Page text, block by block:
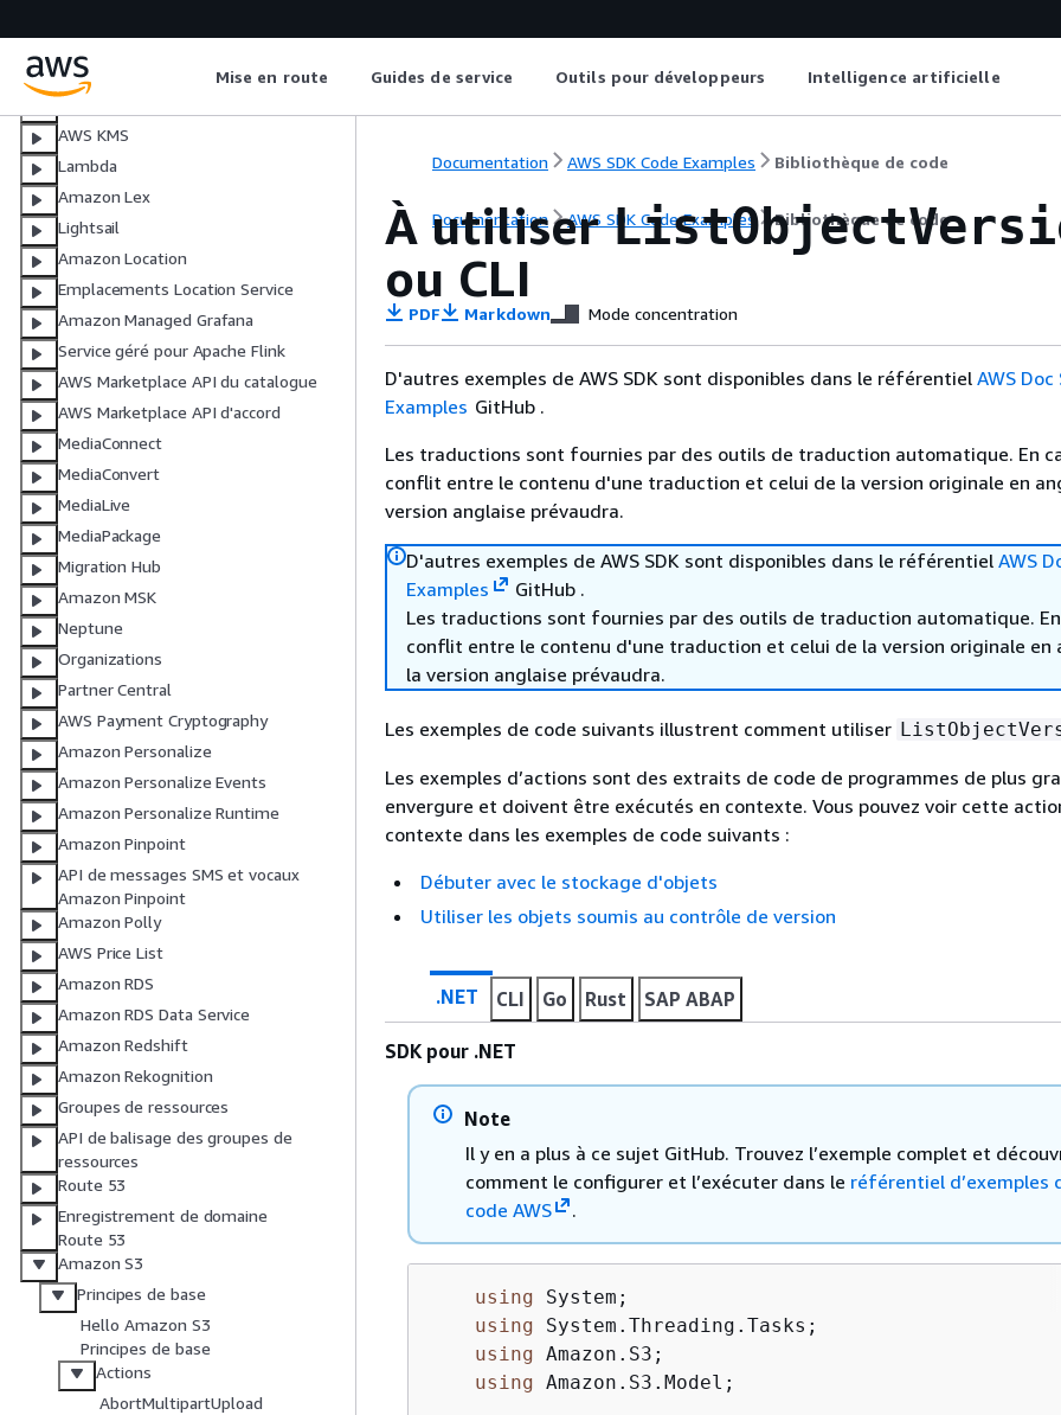
Mise en route Guides de service Outils pour développeurs Intelligence artificielle
AWS IoT SiteWise
Amazon Keyspaces
Kinesis
AWS KMS
Lambda
Amazon Lex
Lightsail
Amazon Location
Emplacements Location Service
Amazon Managed Grafana
Service géré pour Apache Flink
AWS Marketplace API du catalogue
AWS Marketplace API d'accord
MediaConnect
MediaConvert
MediaLive
MediaPackage
Migration Hub
Amazon MSK
Neptune
Organizations
Partner Central
AWS Payment Cryptography
Amazon Personalize
Amazon Personalize Events
Amazon Personalize Runtime
Amazon Pinpoint
API de messages SMS et vocaux
Amazon Pinpoint
Amazon Polly
AWS Price List
Amazon RDS
Amazon RDS Data Service
Amazon Redshift
Amazon Rekognition
Groupes de ressources
API de balisage des groupes de
ressources
Route 53
Enregistrement de domaine
Route 53
Amazon S3
Principes de base
Hello Amazon S3
Principes de base
Actions
AbortMultipartUpload
Documentation AWS SDK Code Examples Bibliothèque de code
Documentation AWS SDK Code Examples Bibliothèque de code
À utiliser
ou CLI
PDF Markdown Mode concentration
D'autres exemples de AWS SDK sont disponibles dans le référentiel AWS Doc
Examples GitHub .
Les traductions sont fournies par des outils de traduction automatique. En
conflit entre le contenu d'une traduction et celui de la version originale en
version anglaise prévaudra.
D'autres exemples de AWS SDK sont disponibles dans le référentiel AWS
Examples
GitHub .
Les traductions sont fournies par des outils de traduction automatique.
conflit entre le contenu d'une traduction et celui de la version originale en
la version anglaise prévaudra.
Les exemples de code suivants illustrent comment utiliser
Les exemples d’actions sont des extraits de code de programmes de plus
envergure et doivent être exécutés en contexte. Vous pouvez voir cette
contexte dans les exemples de code suivants :
Débuter avec le stockage d'objets
Utiliser les objets soumis au contrôle de version
.NET CLI Go Rust SAP ABAP
SDK pour .NET
Note
Il y en a plus à ce sujet GitHub. Trouvez l’exemple complet et
comment le configurer et l’exécuter dans le référentiel d’exemples
code AWS
.
using System;
using System.Threading.Tasks;
using Amazon.S3;
using Amazon.S3.Model;